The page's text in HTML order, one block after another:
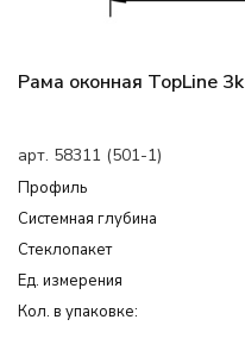
Рама оконная TopLine 3k
арт. 58311 (501-1)
Профиль
Системная глубина
Cтеклопакет
Ед. измерения
Кол. в упаковке: